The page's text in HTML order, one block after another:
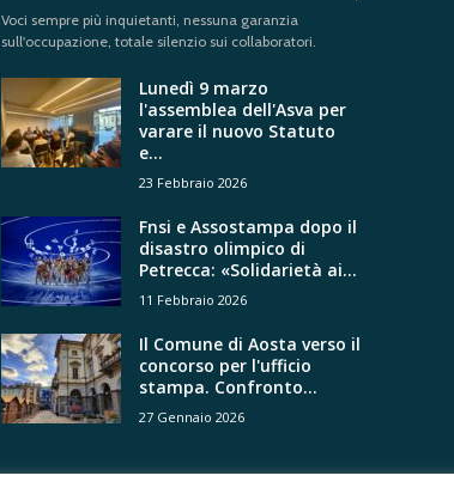
Voci sempre più inquietanti, nessuna garanzia
sull'occupazione, totale silenzio sui collaboratori.
Lunedì 9 marzo
l'assemblea dell'Asva per
varare il nuovo Statuto
e...
23 Febbraio 2026
Fnsi e Assostampa dopo il
disastro olimpico di
Petrecca: «Solidarietà ai...
11 Febbraio 2026
Il Comune di Aosta verso il
concorso per l'ufficio
stampa. Confronto...
27 Gennaio 2026